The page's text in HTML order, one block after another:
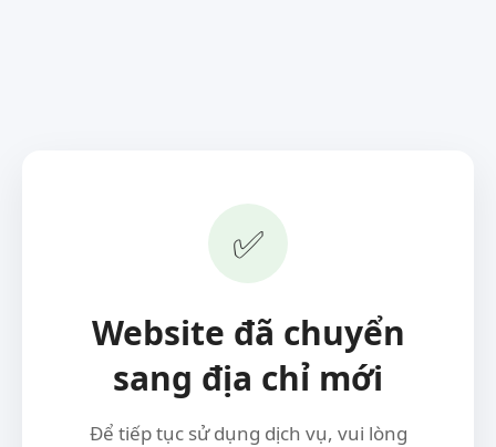
✅
Website đã chuyển
sang địa chỉ mới
Để tiếp tục sử dụng dịch vụ, vui lòng